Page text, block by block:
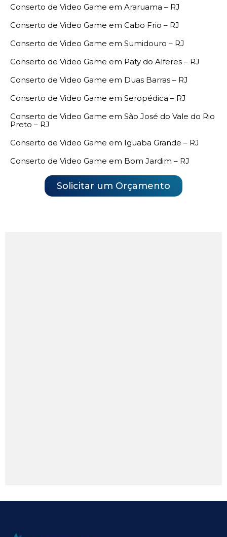
Conserto de Video Game em Araruama – RJ
Conserto de Video Game em Cabo Frio – RJ
Conserto de Video Game em Sumidouro – RJ
Conserto de Video Game em Paty do Alferes – RJ
Conserto de Video Game em Duas Barras – RJ
Conserto de Video Game em Seropédica – RJ
Conserto de Video Game em São José do Vale do Rio
Preto – RJ
Conserto de Video Game em Iguaba Grande – RJ
Conserto de Video Game em Bom Jardim – RJ
Solicitar um Orçamento